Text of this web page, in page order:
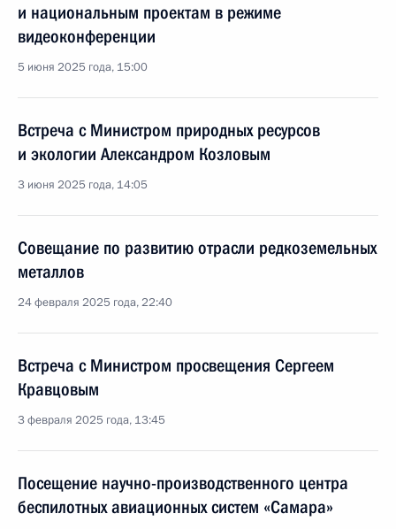
и национальным проектам в режиме
видеоконференции
5 июня 2025 года, 15:00
Встреча с Министром природных ресурсов
и экологии Александром Козловым
3 июня 2025 года, 14:05
Совещание по развитию отрасли редкоземельных
металлов
24 февраля 2025 года, 22:40
Встреча с Министром просвещения Сергеем
Кравцовым
3 февраля 2025 года, 13:45
Посещение научно-производственного центра
беспилотных авиационных систем «Самара»